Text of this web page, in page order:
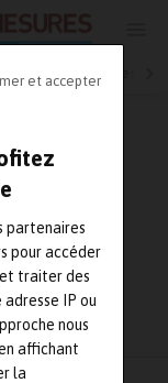
et accepter
partenaires
pour accéder
traiter des
IP ou
nous
affichant
la
Qualité
sur